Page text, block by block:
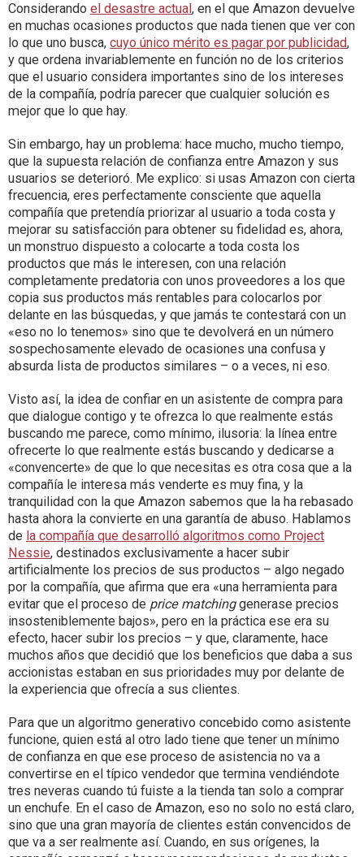
Considerando el desastre actual , en el que Amazon devuelve
en muchas ocasiones productos que nada tienen que ver con
lo que uno busca, cuyo único mérito es pagar por publicidad,
y que ordena invariablemente en función no de los criterios
que el usuario considera importantes sino de los intereses
de la compañía, podría parecer que cualquier solución es
mejor que lo que hay.
Sin embargo, hay un problema: hace mucho, mucho tiempo,
que la supuesta relación de confianza entre Amazon y sus
usuarios se deterioró. Me explico: si usas Amazon con cierta
frecuencia, eres perfectamente consciente que aquella
compañía que pretendía priorizar al usuario a toda costa y
mejorar su satisfacción para obtener su fidelidad es, ahora,
un monstruo dispuesto a colocarte a toda costa los
productos que más le interesen, con una relación
completamente predatoria con unos proveedores a los que
copia sus productos más rentables para colocarlos por
delante en las búsquedas, y que jamás te contestará con un
«eso no lo tenemos» sino que te devolverá en un número
sospechosamente elevado de ocasiones una confusa y
absurda lista de productos similares – o a veces, ni eso.
Visto así, la idea de confiar en un asistente de compra para
que dialogue contigo y te ofrezca lo que realmente estás
buscando me parece, como mínimo, ilusoria: la línea entre
ofrecerte lo que realmente estás buscando y dedicarse a
«convencerte» de que lo que necesitas es otra cosa que a la
compañía le interesa más venderte es muy fina, y la
tranquilidad con la que Amazon sabemos que la ha rebasado
hasta ahora la convierte en una garantía de abuso. Hablamos
de la compañía que desarrolló algoritmos como Project
Nessie, destinados exclusivamente a hacer subir
artificialmente los precios de sus productos – algo negado
por la compañía, que afirma que era «una herramienta para
evitar que el proceso de price matchinggenerase precios
insosteniblemente bajos», pero en la práctica ese era su
efecto, hacer subir los precios – y que, claramente, hace
muchos años que decidió que los beneficios que daba a sus
accionistas estaban en sus prioridades muy por delante de
la experiencia que ofrecía a sus clientes.
Para que un algoritmo generativo concebido como asistente
funcione, quien está al otro lado tiene que tener un mínimo
de confianza en que ese proceso de asistencia no va a
convertirse en el típico vendedor que termina vendiéndote
tres neveras cuando tú fuiste a la tienda tan solo a comprar
un enchufe. En el caso de Amazon, eso no solo no está claro,
sino que una gran mayoría de clientes están convencidos de
que va a ser realmente así. Cuando, en sus orígenes, la